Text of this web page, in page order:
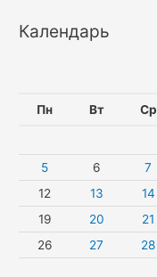
Календарь
Пн Вт Ср
5
6 7
12
13 14
19
20 21
26
27 28